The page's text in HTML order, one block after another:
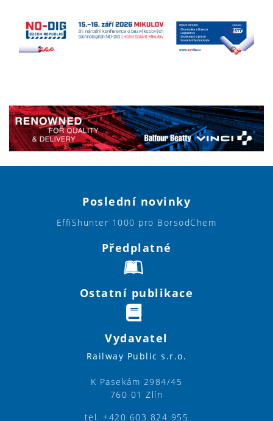
Poslední novinky
EffiShunter 1000 pro BorsodChem
Předplatné
Ostatní publikace
Vydavatel
Railway Public s.r.o.
K Pasekám 2984/45
760 01 Zlín
tel. +420 603 824 955